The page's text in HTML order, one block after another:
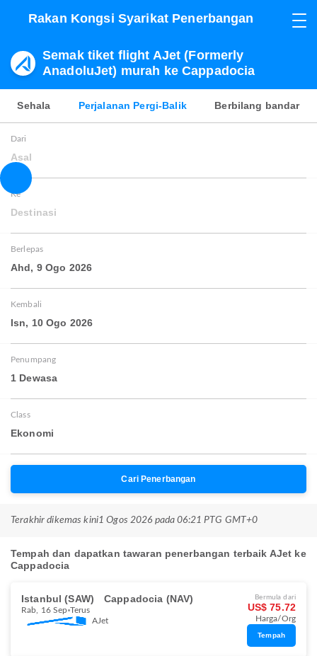
Rakan Kongsi Syarikat Penerbangan
Semak tiket flight AJet (Formerly
AnadoluJet) murah ke Cappadocia
Sehala Perjalanan Pergi-Balik Berbilang bandar
Dari
Asal
Ke
Destinasi
Berlepas
Ahd, 9 Ogo 2026
Kembali
Isn, 10 Ogo 2026
Penumpang
1 Dewasa
Class
Ekonomi
Cari Penerbangan
Terakhir dikemas kini1 Ogos 2026 pada 06:21 PTG GMT+0
Tempah dan dapatkan tawaran penerbangan terbaik AJet ke
Cappadocia
Istanbul (SAW) Cappadocia (NAV)
Rab, 16 Sep Terus
AJet
Bermula dari
US$ 75.72
Harga/Org
Tempah